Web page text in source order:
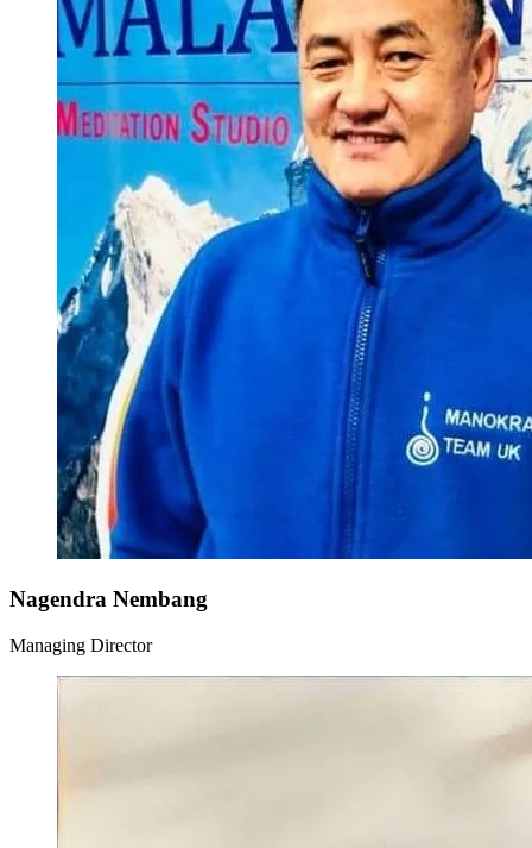
Nagendra Nembang
Managing Director